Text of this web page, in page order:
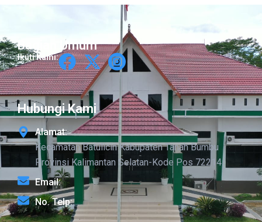
Bagian Umum
Ikuti Kami:
Hubungi Kami
Alamat:
Kecamatan Batulicin Kabupaten Tanah Bumbu
Provinsi Kalimantan Selatan-Kode Pos 72214
Email:
No. Telp: